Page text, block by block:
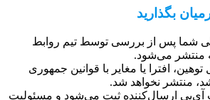
بگذارید
شما پس از بررسی توسط تیم روابط
منتشر می‌شود.
افترا یا مغایر با قوانین جمهوری
منتشر نخواهد شد.
آی‌پی ارسال‌کننده ثبت می‌شود و مسئولیت